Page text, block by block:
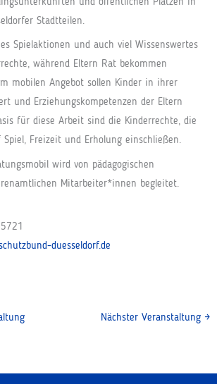
und öffentlichen Plätzen in
Stadtteilen.
Spielaktionen und auch viel Wissenswertes
während Eltern Rat bekommen
mobilen Angebot sollen Kinder in ihrer
und Erziehungskompetenzen der Eltern
für diese Arbeit sind die Kinderrechte, die
Freizeit und Erholung einschließen.
wird von pädagogischen
Mitarbeiter*innen begleitet.
duesseldorf.de
Nächster Veranstaltung →